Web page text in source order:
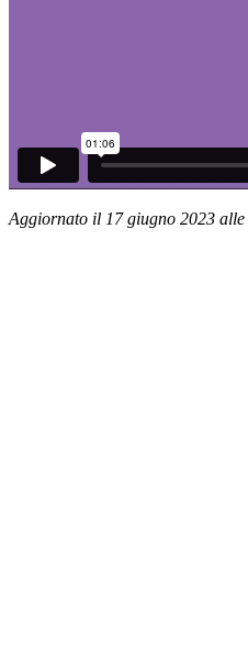
Aggiornato il 17 giugno 2023 alle